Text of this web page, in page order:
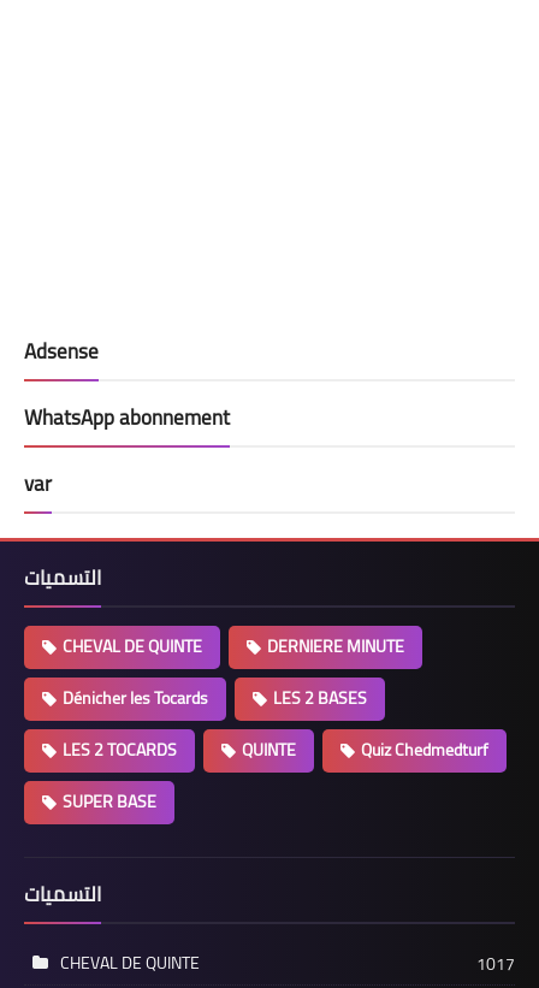
Adsense
WhatsApp abonnement
var
التسميات
CHEVAL DE QUINTE
DERNIERE MINUTE
Dénicher les Tocards
LES 2 BASES
LES 2 TOCARDS
QUINTE
Quiz Chedmedturf
SUPER BASE
التسميات
CHEVAL DE QUINTE
1017